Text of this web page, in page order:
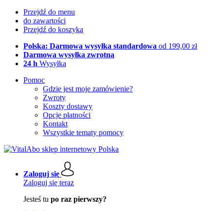
Przejdź do menu
do zawartości
Przejdź do koszyka
Polska: Darmowa wysyłka standardowa od 199,00 zł
Darmowa wysyłka zwrotna
24 h Wysyłka
Pomoc
Gdzie jest moje zamówienie?
Zwroty
Koszty dostawy
Opcje płatności
Kontakt
Wszystkie tematy pomocy
Zaloguj się
Zaloguj się teraz
Jesteś tu po raz pierwszy?